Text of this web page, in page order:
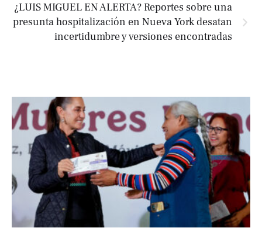
¿LUIS MIGUEL EN ALERTA? Reportes sobre una
presunta hospitalización en Nueva York desatan
incertidumbre y versiones encontradas